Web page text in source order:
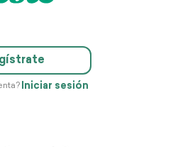
Iniciar sesión